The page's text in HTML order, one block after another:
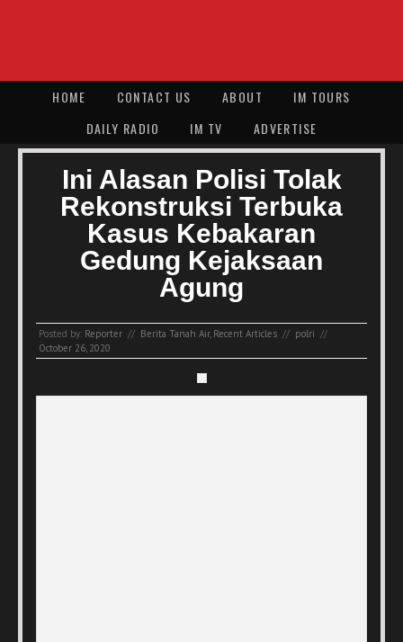
HOME CONTACT US ABOUT
IM TOURS
DAILY RADIO
IM TV ADVERTISE
Ini Alasan Polisi Tolak
Rekonstruksi Terbuka
Kasus Kebakaran
Gedung Kejaksaan
Agung
Posted by: Reporter // Berita Tanah Air, Recent Articles // polri //
October 26, 2020